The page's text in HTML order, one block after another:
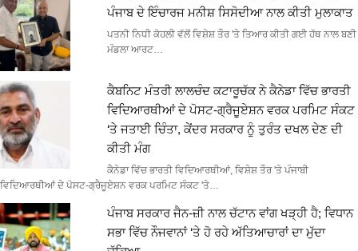
ਪੰਜਾਬ ਦੇ ਇੰਚਾਰਜ ਮਨੀਸ਼ ਸਿਸੋਦੀਆ ਨਾਲ ਕੀਤੀ ਮੁਲਾਕਾਤ
ਪਤਨੀ ਨਿਧੀ ਕੋਹਲੀ ਵੱਲੋਂ ਵਿਸ਼ੇਸ਼ ਤੌਰ 'ਤੇ ਤਿਆਰ ਕੀਤੀ ਗਈ ਹੱਥ ਨਾਲ ਬਣੀ
ਮੰਡਲਾ ਆਰਟ…
ਕੈਬਨਿਟ ਮੰਤਰੀ ਲਾਲਚੰਦ ਕਟਾਰੂਚੱਕ ਨੇ ਕੈਨੇਡਾ ਵਿੱਚ ਭਾਰਤੀ
ਵਿਦਿਆਰਥੀਆਂ ਦੇ ਪੋਸਟ-ਗ੍ਰੈਜੂਏਸ਼ਨ ਵਰਕ ਪਰਮਿਟ ਸੰਕਟ
‘ਤੇ ਜਤਾਈ ਚਿੰਤਾ, ਕੇਂਦਰ ਸਰਕਾਰ ਨੂੰ ਤੁਰੰਤ ਦਖਲ ਦੇਣ ਦੀ
ਕੀਤੀ ਮੰਗ
ਕੈਨੇਡਾ ਵਿੱਚ ਭਾਰਤੀ ਵਿਦਿਆਰਥੀਆਂ, ਵਿਸ਼ੇਸ਼ ਤੌਰ 'ਤੇ ਪੰਜਾਬੀ
ਵਿਦਿਆਰਥੀਆਂ ਦੇ ਪੋਸਟ-ਗ੍ਰੈਜੂਏਸ਼ਨ ਵਰਕ ਪਰਮਿਟ ਸੰਕਟ 'ਤੇ…
ਪੰਜਾਬ ਸਰਕਾਰ ਜੈਨ-ਜ਼ੀ ਨਾਲ ਚੱਟਾਨ ਵਾਂਗ ਖੜ੍ਹੀ ਹੈ; ਵਿਧਾਨ
ਸਭਾ ਵਿੱਚ ਨੌਜਵਾਨਾਂ ‘ਤੇ ਹੋ ਰਹੇ ਅੱਤਿਆਚਾਰਾਂ ਦਾ ਮੁੱਦਾ